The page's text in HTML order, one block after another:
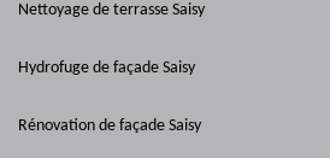
Nettoyage de terrasse Saisy
Hydrofuge de façade Saisy
Rénovation de façade Saisy